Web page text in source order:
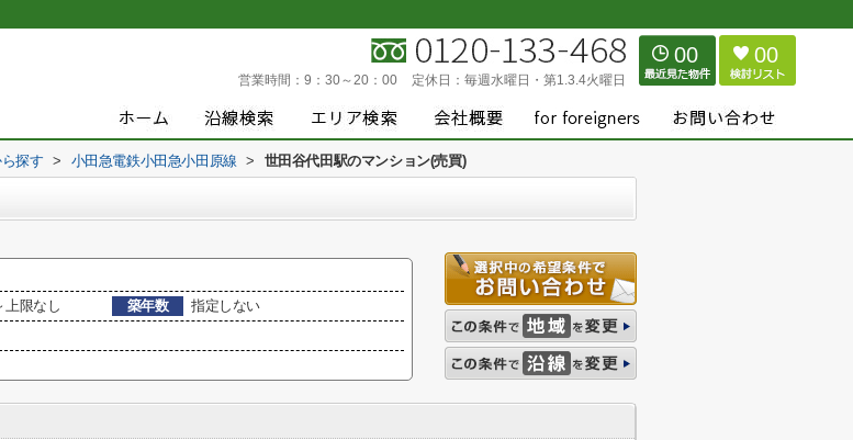
営業時間： 9：30～20：00 定休日： 毎週水曜日・第1.3.4火曜日
00 00
探す > 小田急電鉄小田急小田原線 > 世田谷代田駅のマンション(売買)
上限なし 築年数
指定しない